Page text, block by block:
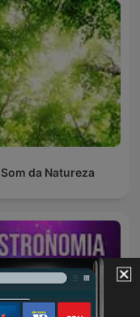
Som da Natureza